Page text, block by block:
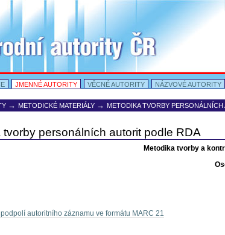
JMENNÉ AUTORITY VĚCNÉ AUTORITY NÁZVOVÉ AUTORITY
→ METODICKÉ MATERIÁLY → METODIKA TVORBY
tvorby personálních autorit podle RDA
Metodika tvorby a
autoritního záznamu ve formátu MARC 21